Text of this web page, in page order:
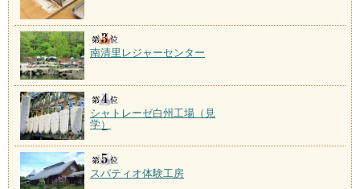
南清里レジャーセンター
シャトレーゼ白州工場（見
学）
スパティオ体験工房